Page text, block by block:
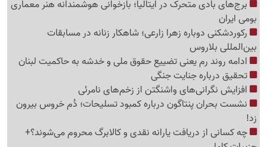
برج‌های بادی متحرک در ایتالیا؛ بازخوانی هوشمندانه هنر معماری
بومی ایران
رکوردشکنی دوباره زهرا زارعی؛ شاهکار زنانه در مسابقات
بین‌المللی بلاروس
ادامه روند رم یعنی تضییع حقوق ملی و خدشه به حاکمیت لبنان
تحقیق درباره جنایت جنگی
افزایش نگرانی‌های واشنگتن از زخم‌های نامرئی
نشست بحران پنتاگون درباره کمبود تسلیحات؛ دُم خروس بیرون
زد!
چه کسانی از دریافت یارانه نقدی و کالابرگ محروم می‌شوند؟+